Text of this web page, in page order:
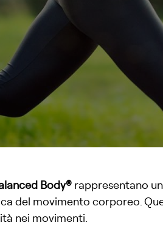
Body® rappresentano
del movimento corporeo.
nei movimenti.